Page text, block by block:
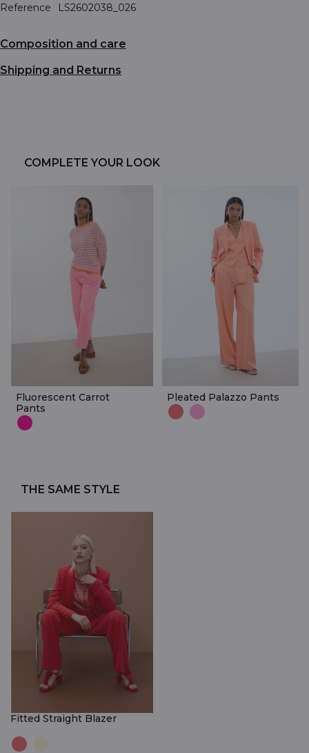
Reference
LS2602038_026
Composition and care
Shipping and Returns
COMPLETE YOUR LOOK
Fluorescent Carrot
Pants
Pleated Palazzo Pants
THE SAME STYLE
Fitted Straight Blazer